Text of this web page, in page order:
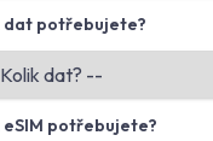
dat potřebujete?
eSIM potřebujete?